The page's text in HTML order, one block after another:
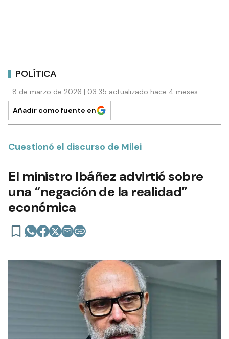
POLÍTICA
8 de marzo de 2026 | 03:35 actualizado hace 4 meses
Añadir como fuente en
Cuestionó el discurso de Milei
El ministro Ibáñez advirtió sobre
una “negación de la realidad”
económica